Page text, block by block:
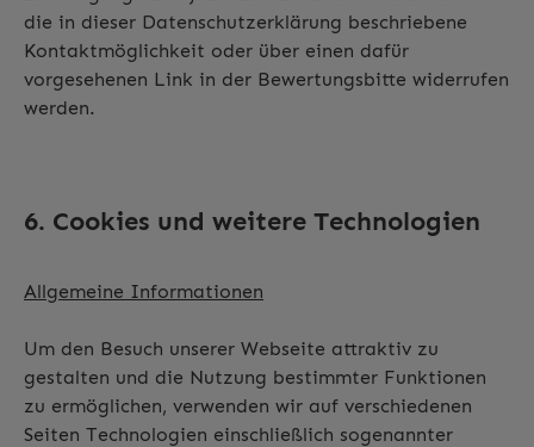
die in dieser Datenschutzerklärung beschriebene
Kontaktmöglichkeit oder über einen dafür
vorgesehenen Link in der Bewertungsbitte widerrufen
werden.
6. Cookies und weitere Technologien
Allgemeine Informationen
Um den Besuch unserer Webseite attraktiv zu
gestalten und die Nutzung bestimmter Funktionen
zu ermöglichen, verwenden wir auf verschiedenen
Seiten Technologien einschließlich sogenannter